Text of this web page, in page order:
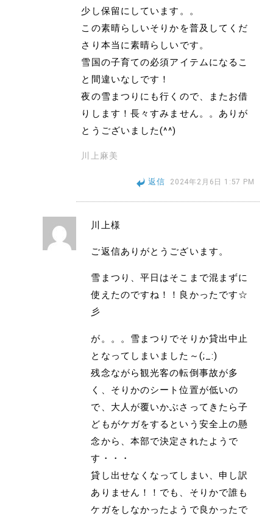
少し保留にしています。。
この素晴らしいそりかを普及してくだ
さり本当に素晴らしいです。
雪国の子育ての必須アイテムになるこ
と間違いなしです！
夜の雪まつりにも行くので、またお借
りします！長々すみません。。ありが
とうございました(^^)
川上麻美
返信 2024年2月6日 1:57 PM
川上様
ご返信ありがとうございます。
雪まつり、平日はそこまで混まずに
使えたのですね！！良かったです☆
彡
が。。。雪まつりでそりか貸出中止
となってしまいました～(;_:)
残念ながら観光客の転倒事故が多
く、そりかのシート位置が低いの
で、大人が覆いかぶさってきたら子
どもがケガをするという安全上の懸
念から、本部で決定されたようで
す・・・
貸し出せなくなってしまい、申し訳
ありません！！でも、そりかで誰も
ケガをしなかったようで良かったで